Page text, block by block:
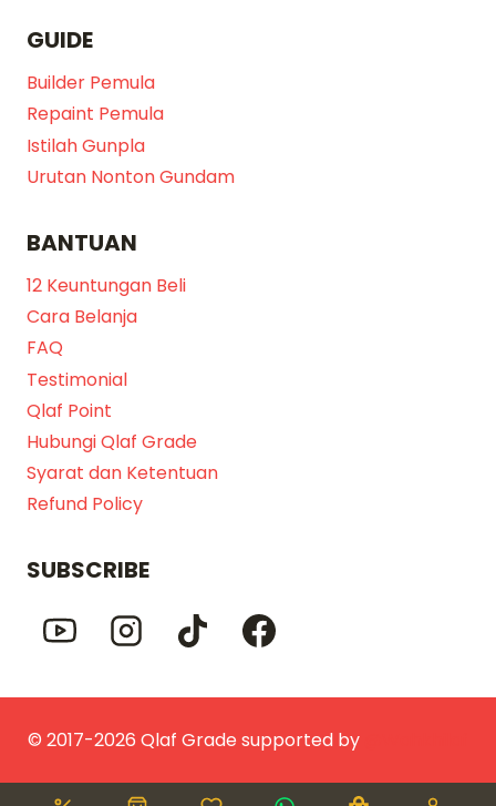
GUIDE
Builder Pemula
Repaint Pemula
Istilah Gunpla
Urutan Nonton Gundam
BANTUAN
12 Keuntungan Beli
Cara Belanja
FAQ
Testimonial
Qlaf Point
Hubungi Qlaf Grade
Syarat dan Ketentuan
Refund Policy
SUBSCRIBE
© 2017-2026 Qlaf Grade supported by